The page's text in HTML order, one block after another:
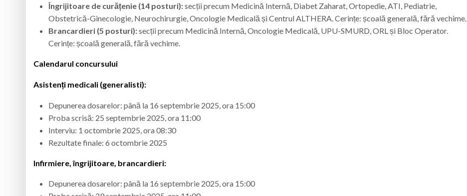
Îngrijitoare de curățenie (14 posturi):secții precum Medicină Internă, Diabet Zaharat, Ortopedie, ATI, Pediatrie,
Obstetrică-Ginecologie, Neurochirurgie, Oncologie Medicală și Centrul ALTHERA. Cerințe: școală generală, fără vechime.
Brancardieri (5 posturi):secții precum Medicină Internă, Oncologie Medicală, UPU-SMURD, ORL și Bloc Operator.
Cerințe: școală generală, fără vechime.
Calendarul concursului
Asistenți medicali (generalisti):
Depunerea dosarelor: până la 16 septembrie 2025, ora 15:00
Proba scrisă: 25 septembrie 2025, ora 11:00
Interviu: 1 octombrie 2025, ora 08:30
Rezultate finale: 6 octombrie 2025
Infirmiere, îngrijitoare, brancardieri:
Depunerea dosarelor: până la 16 septembrie 2025, ora 15:00